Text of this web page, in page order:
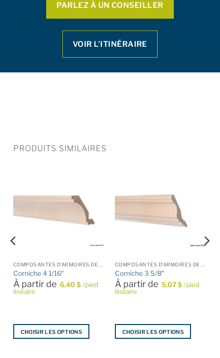
PARLEZ À UN CONSEILLER
VOIR L’ITINÉRAIRE
PRODUITS SIMILAIRES
COMPOSANTES D’ARMOIRES DE CUISINE
Corniche 4 1/16″
À partir de 6,40 $ /pied
linéaire
CHOISIR LES OPTIONS
COMPOSANTES D’ARMOIRES DE CUISINE
Corniche 3 5/8″
À partir de 5,07$ /pied
linéaire
CHOISIR LES OPTIONS